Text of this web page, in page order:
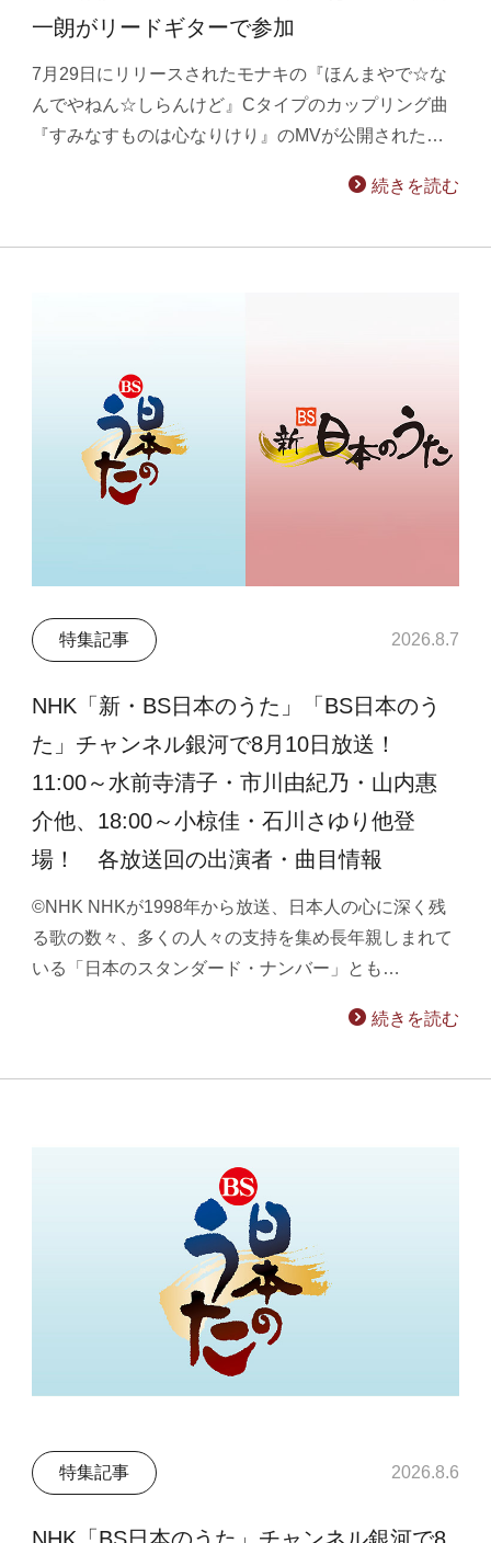
一朗がリードギターで参加
7月29日にリリースされたモナキの『ほんまやで☆な
んでやねん☆しらんけど』Cタイプのカップリング曲
『すみなすものは心なりけり』のMVが公開された…
続きを読む
特集記事 2026.8.7
NHK「新・BS日本のうた」「BS日本のう
た」チャンネル銀河で8月10日放送！
11:00～水前寺清子・市川由紀乃・山内惠
介他、18:00～小椋佳・石川さゆり他登
場！ 各放送回の出演者・曲目情報
©NHK NHKが1998年から放送、日本人の心に深く残
る歌の数々、多くの人々の支持を集め長年親しまれて
いる「日本のスタンダード・ナンバー」とも…
続きを読む
特集記事 2026.8.6